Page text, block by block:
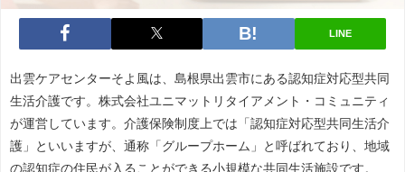
LINE
出雲ケアセンターそよ風は、島根県出雲市にある認知症対応型共同
生活介護です。株式会社ユニマットリタイアメント・コミュニティ
が運営しています。介護保険制度上では「認知症対応型共同生活介
護」といいますが、通称「グループホーム」と呼ばれており、地域
の認知症の住民が入ることができる小規模な共同生活施設です。